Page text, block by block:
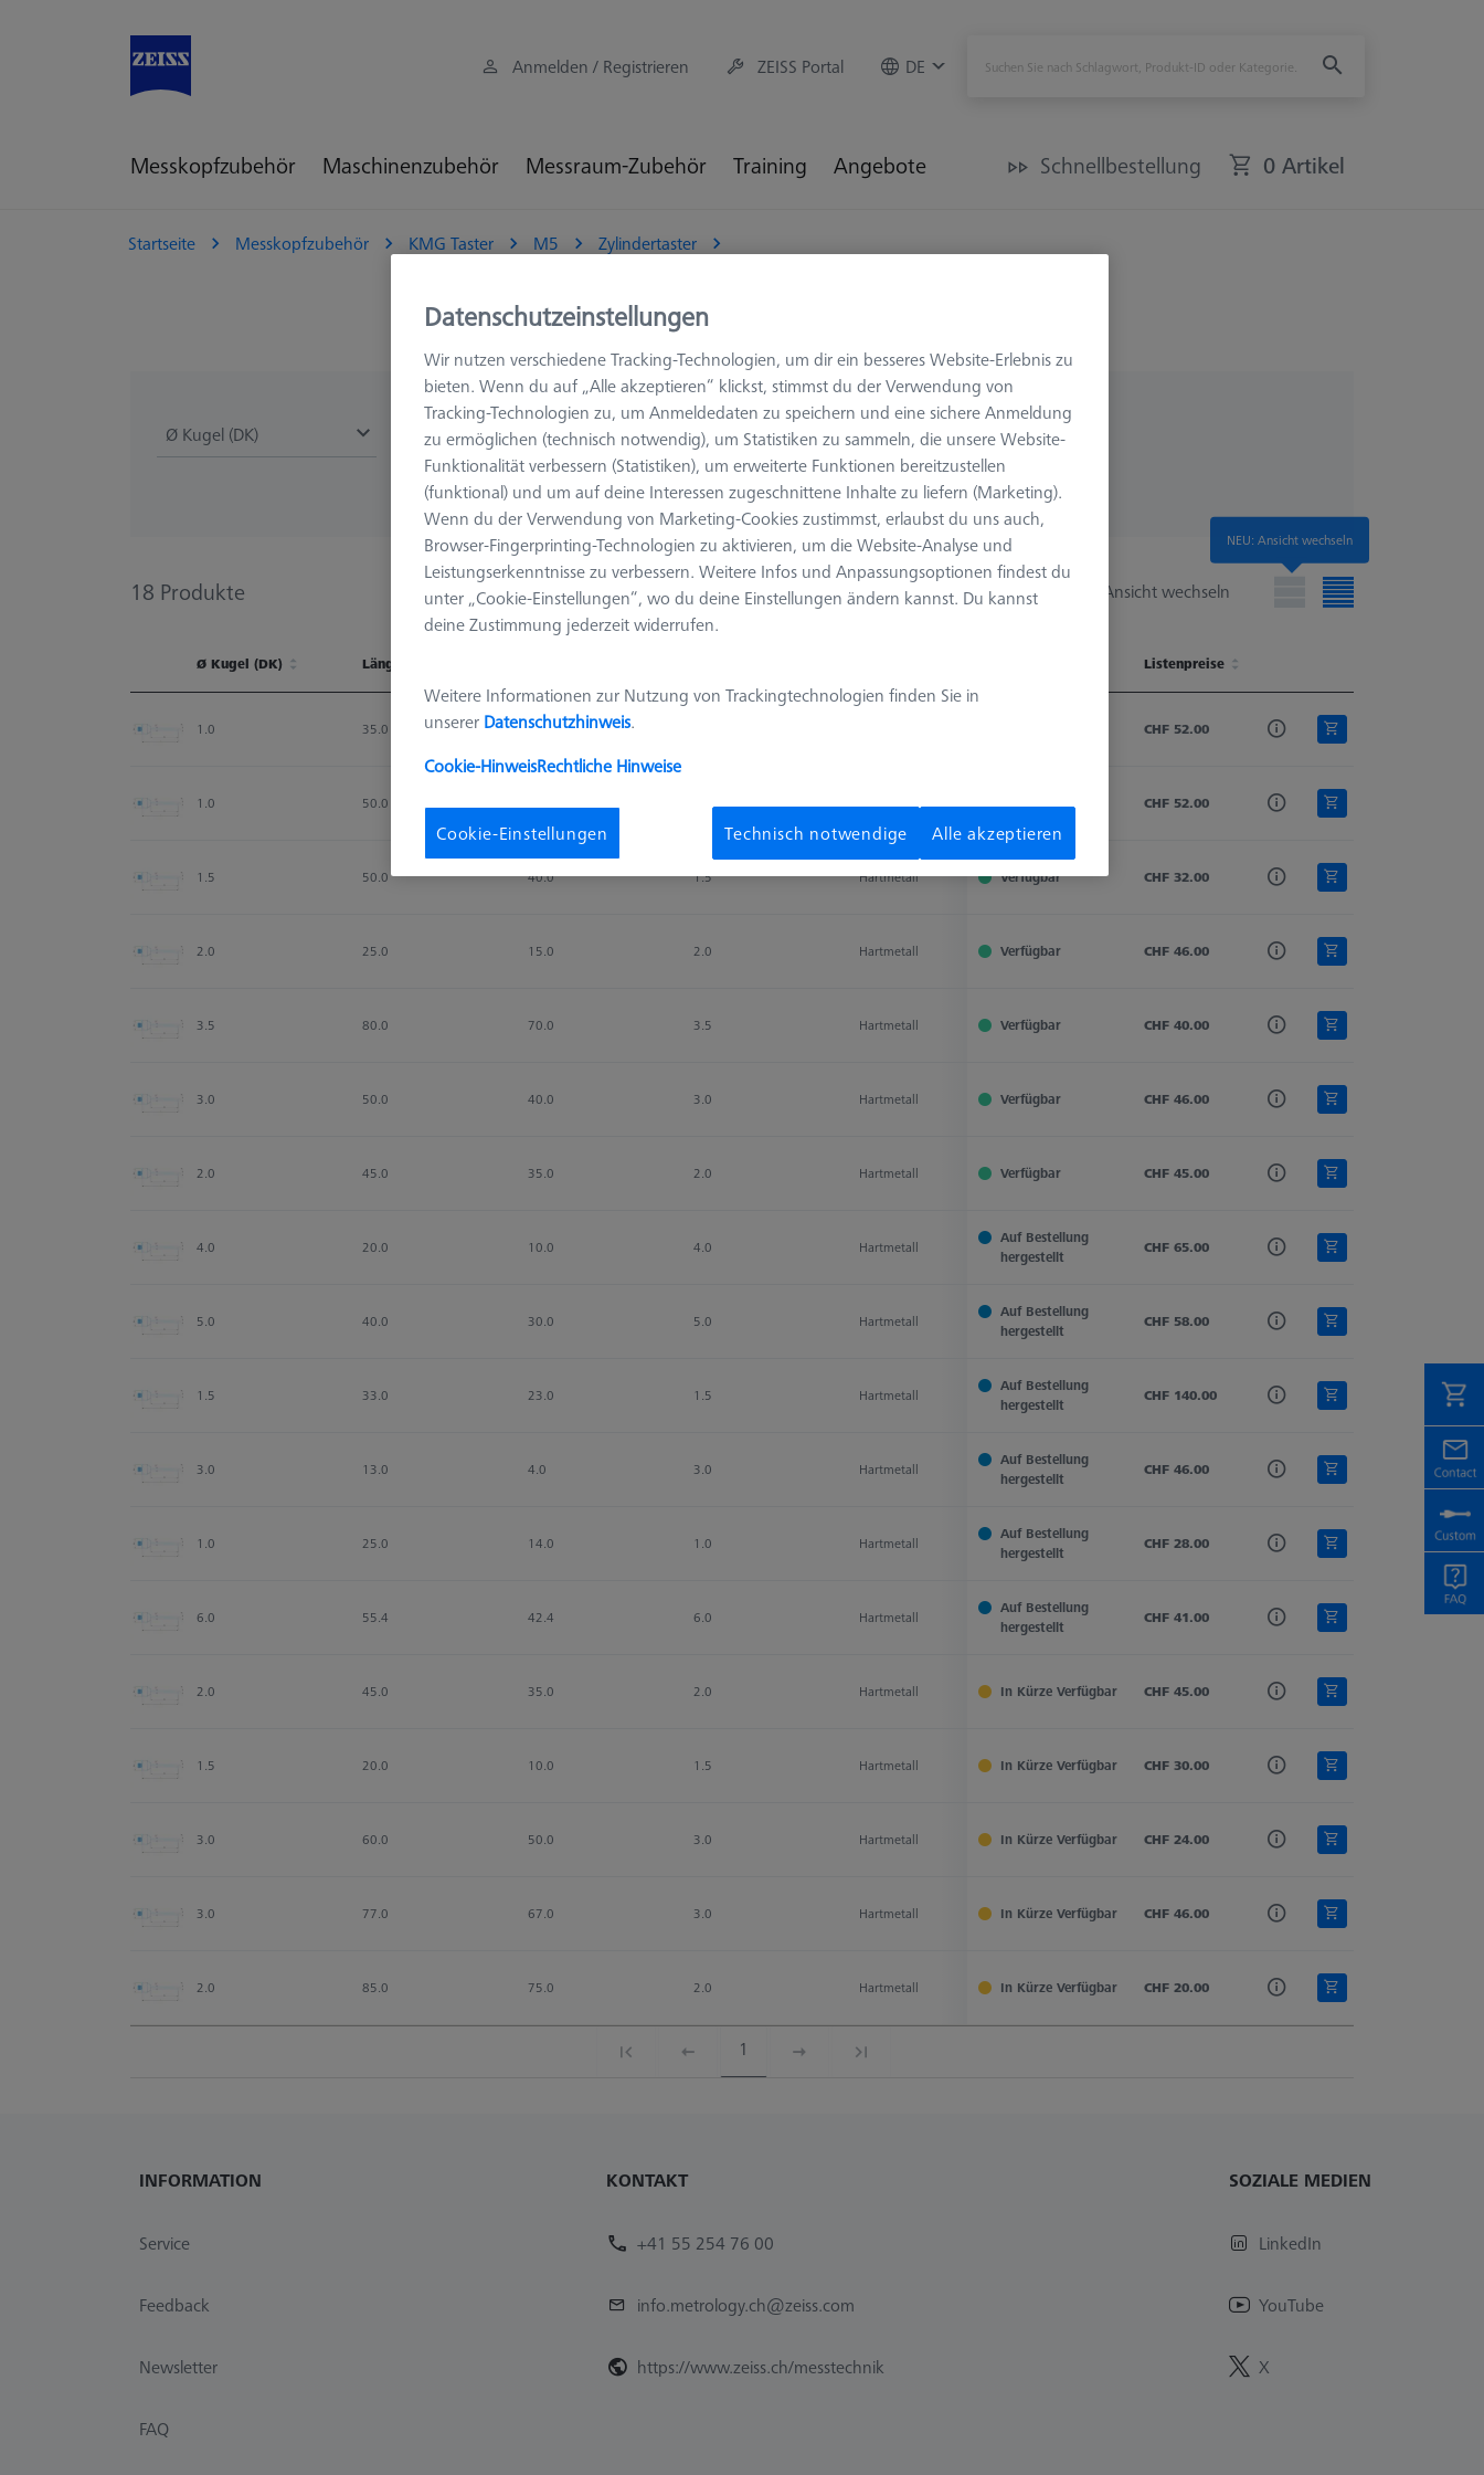
Anmelden / Registrieren ZEISS Portal DE
Messkopfzubehör Maschinenzubehör Messraum-Zubehör Training Angebote Schnellbestellung 0 Artikel
Startseite Messkopfzubehör KMG Taster M5 Zylindertaster
Ø Kugel (DK) Länge (L) Messlänge (ML) Ø Schaft (DS)
18 Produkte Ansicht wechseln
Ergebnisse sortieren
Verfügbarkeit
Ø Kugel (DK) Länge (L) Tastelement
Listenpreise
Messlänge (ML) Ø Schaft (DS) Tastmaterial
1.0
35.0 25.0 Zylinder
CHF 52.00
1.0 50.0 Hartmetall Hartmetall Zylinder
Verfügbar CHF 52.00
1.5 50.0 40.0 1.5 Hartmetall Hartmetall Zylinder
Verfügbar CHF 32.00
2.0 25.0 15.0 2.0 Hartmetall Hartmetall Zylinder
Verfügbar CHF 46.00
3.5 80.0 70.0 3.5 Hartmetall Hartmetall Zylinder
Verfügbar CHF 40.00
3.0 50.0 40.0 3.0 Hartmetall Hartmetall Zylinder
Verfügbar CHF 46.00
2.0 45.0 35.0 2.0 Hartmetall Hartmetall Zylinder
Verfügbar CHF 45.00
4.0 20.0 10.0 4.0 Hartmetall Hartmetall Zylinder
Auf Bestellung
hergestellt
CHF 65.00
5.0 40.0 30.0 5.0 Hartmetall Hartmetall Zylinder
Auf Bestellung
hergestellt
CHF 58.00
1.5 33.0 23.0 1.5 Hartmetall Hartmetall Zylinder
Auf Bestellung
hergestellt
CHF 140.00
3.0 13.0 4.0 3.0 Hartmetall Hartmetall Zylinder
Auf Bestellung
hergestellt
CHF 46.00
1.0 25.0 14.0 1.0 Hartmetall Hartmetall Zylinder
Auf Bestellung
hergestellt
CHF 28.00
6.0 55.4 42.4 6.0 Hartmetall Hartmetall Zylinder Zylindertaster
Auf Bestellung
hergestellt
CHF 41.00
2.0 45.0 35.0 2.0 Hartmetall Hartmetall Zylinder
In Kürze Verfügbar CHF 45.00
1.5 20.0 10.0 1.5 Hartmetall Hartmetall Zylinder
In Kürze Verfügbar CHF 30.00
3.0 60.0 50.0 3.0 Hartmetall Hartmetall Zylinder
In Kürze Verfügbar CHF 24.00
3.0 77.0 67.0 3.0 Hartmetall Hartmetall Zylinder
In Kürze Verfügbar CHF 46.00
2.0 85.0 75.0 2.0 Hartmetall Hartmetall Zylinder
In Kürze Verfügbar CHF 20.00
1
INFORMATION
Service
Feedback
Newsletter
FAQ
KONTAKT
+41 55 254 76 00
info.metrology.ch@zeiss.com
https://www.zeiss.ch/messtechnik
SOZIALE MEDIEN
LinkedIn
YouTube
X
NEU: Ansicht wechseln
Datenschutzeinstellungen
Wir nutzen verschiedene Tracking-Technologien, um dir ein besseres Website-Erlebnis zu
bieten. Wenn du auf „Alle akzeptieren“ klickst, stimmst du der Verwendung von
Tracking-Technologien zu, um Anmeldedaten zu speichern und eine sichere Anmeldung
zu ermöglichen (technisch notwendig), um Statistiken zu sammeln, die unsere Website-
Funktionalität verbessern (Statistiken), um erweiterte Funktionen bereitzustellen
(funktional) und um auf deine Interessen zugeschnittene Inhalte zu liefern (Marketing).
Wenn du der Verwendung von Marketing-Cookies zustimmst, erlaubst du uns auch,
Browser-Fingerprinting-Technologien zu aktivieren, um die Website-Analyse und
Leistungserkenntnisse zu verbessern. Weitere Infos und Anpassungsoptionen findest du
unter „Cookie-Einstellungen“, wo du deine Einstellungen ändern kannst. Du kannst
deine Zustimmung jederzeit widerrufen.
Weitere Informationen zur Nutzung von Trackingtechnologien finden Sie in
unserer Datenschutzhinweis.
Cookie-HinweisRechtliche Hinweise
Cookie-Einstellungen Technisch notwendige Alle akzeptieren